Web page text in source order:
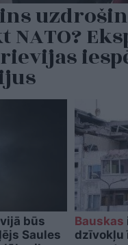
NATO?
būs
Saules
Bauskas
dzīvokļu